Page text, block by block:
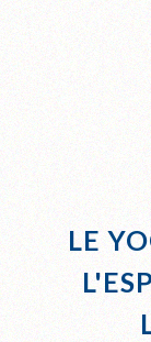
LE